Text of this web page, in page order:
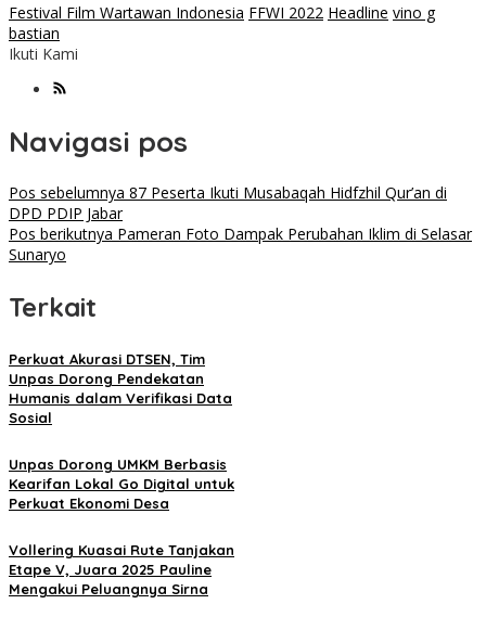
Festival Film Wartawan Indonesia FFWI 2022 Headline vino g
bastian
Ikuti Kami
Navigasi pos
Pos sebelumnya 87 Peserta Ikuti Musabaqah Hidfzhil Qur’an di
DPD PDIP Jabar
Pos berikutnya Pameran Foto Dampak Perubahan Iklim di Selasar
Sunaryo
Terkait
Perkuat Akurasi DTSEN, Tim
Unpas Dorong Pendekatan
Humanis dalam Verifikasi Data
Sosial
Unpas Dorong UMKM Berbasis
Kearifan Lokal Go Digital untuk
Perkuat Ekonomi Desa
Vollering Kuasai Rute Tanjakan
Etape V, Juara 2025 Pauline
Mengakui Peluangnya Sirna